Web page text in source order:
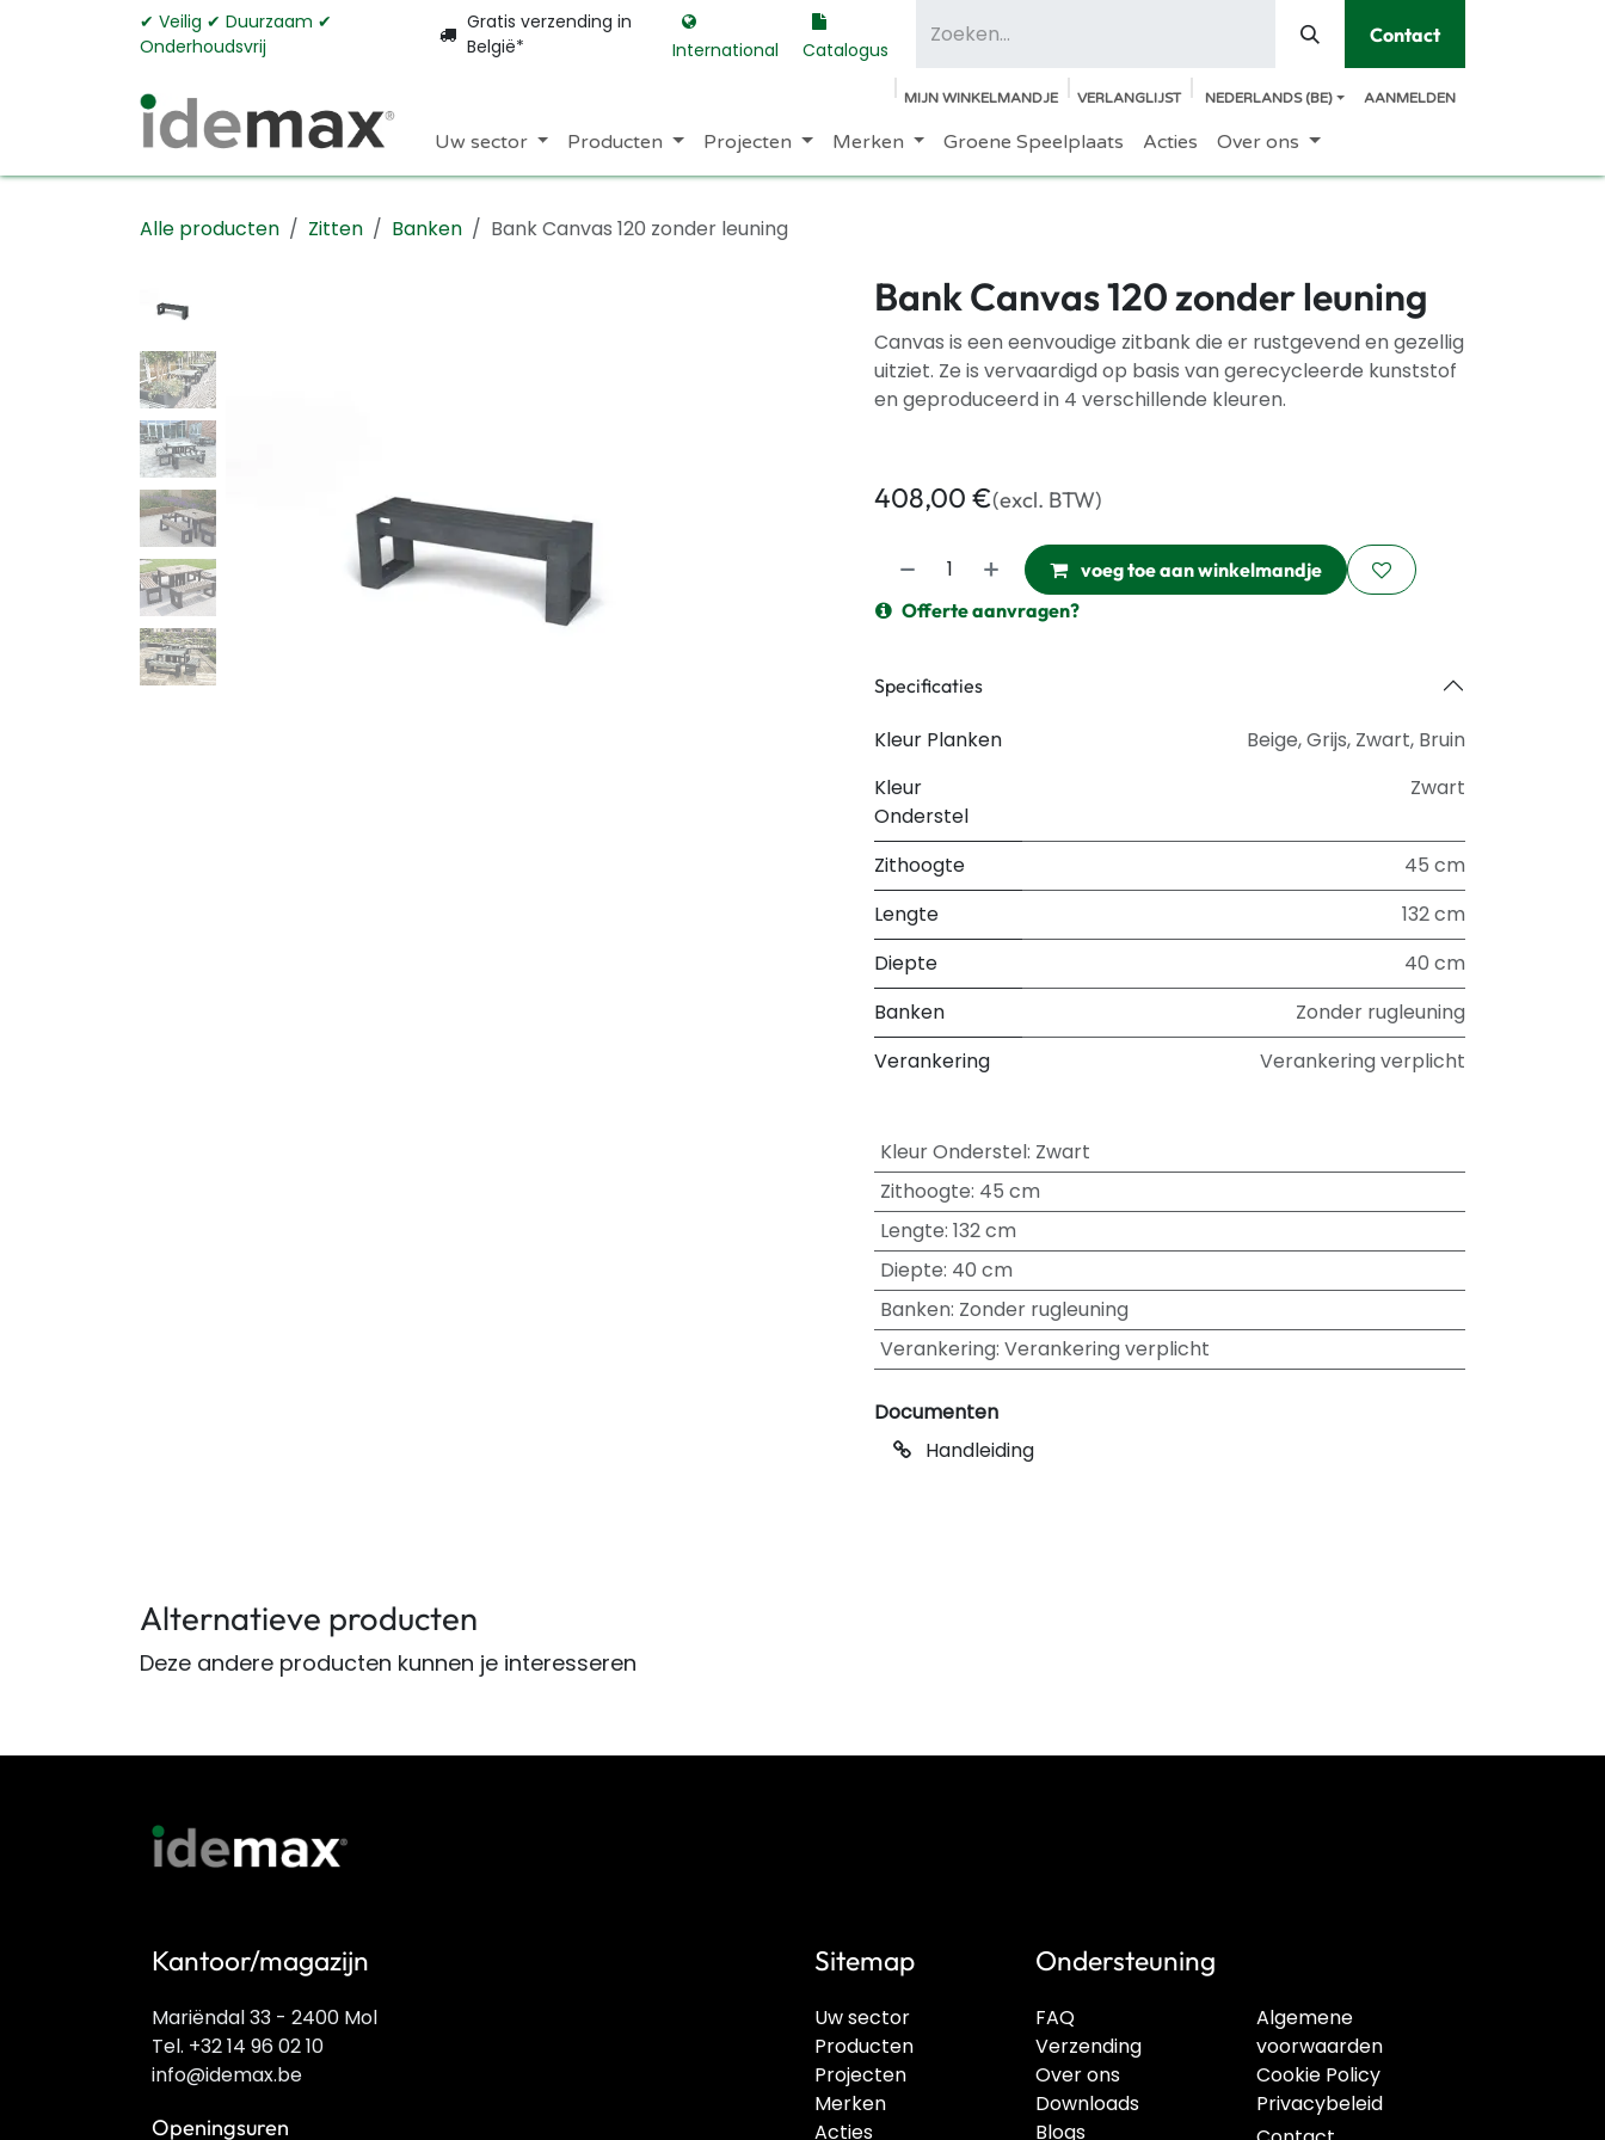
Overslaan naar inhoud✔︎ Veilig ✔︎ Duurzaam ✔︎
Onderhoudsvrij
Gratis verzending in
België*
International Catalogus
Contact
MIJN WINKELMANDJE VERLANGLIJST NEDERLANDS (BE) AANMELDEN
Uw sector Producten Projecten Merken Groene Speelplaats Acties Over ons
Alle producten Zitten Banken Bank Canvas 120 zonder leuning
Bank Canvas 120 zonder leuning
Canvas is een eenvoudige zitbank die er rustgevend en gezellig
uitziet. Ze is vervaardigd op basis van gerecycleerde kunststof
en geproduceerd in 4 verschillende kleuren.
408,00 €(excl. BTW)
voeg toe aan winkelmandje
Offerte aanvragen?
Specificaties
Kleur Planken Beige,Grijs, Zwart, Bruin
Kleur
Onderstel
Zwart
Zithoogte
45 cm
Lengte
132 cm
Diepte
40 cm
Banken
Zonder rugleuning
Verankering
Verankering verplicht
Kleur Onderstel: Zwart
Zithoogte: 45 cm
Lengte: 132 cm
Diepte: 40 cm
Banken: Zonder rugleuning
Verankering: Verankering verplicht
Documenten
Handleiding
Alternatieve producten
Deze andere producten kunnen je interesseren
Kantoor/magazijn
Algemene
voorwaarden
Cookie Policy
Privacybeleid
FAQ
Verzending
Over ons
Downloads
Blogs
Ondersteuning
Uw sector
Producten
Projecten
Merken
Acties
Sitemap
Mariëndal 33 - 2400 Mol
Tel. +32 14 96 02 10
info@idemax.be
Openingsuren